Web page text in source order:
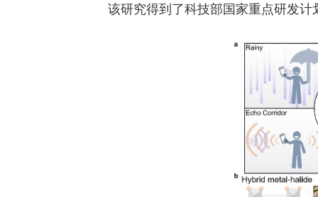
该研究得到了科技部国家重点研发